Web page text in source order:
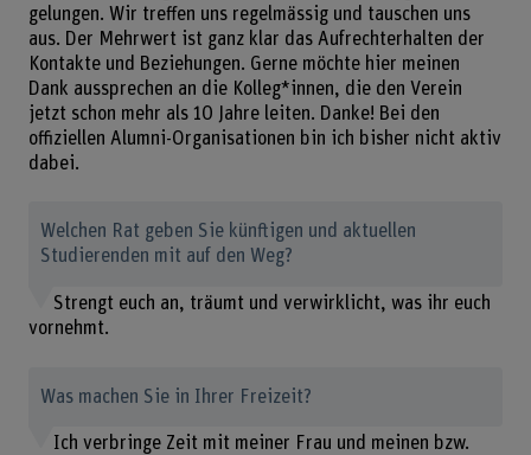
gelungen. Wir treffen uns regelmässig und tauschen uns
aus. Der Mehrwert ist ganz klar das Aufrechterhalten der
Kontakte und Beziehungen. Gerne möchte hier meinen
Dank aussprechen an die Kolleg*innen, die den Verein
jetzt schon mehr als 10 Jahre leiten. Danke! Bei den
offiziellen Alumni-Organisationen bin ich bisher nicht aktiv
dabei.
Welchen Rat geben Sie künftigen und aktuellen
Studierenden mit auf den Weg?
Strengt euch an, träumt und verwirklicht, was ihr euch
vornehmt.
Was machen Sie in Ihrer Freizeit?
Ich verbringe Zeit mit meiner Frau und meinen bzw.